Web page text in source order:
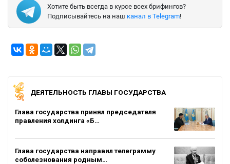
Хотите быть всегда в курсе всех брифингов?
Подписывайтесь на наш канал в Telegram!
ДЕЯТЕЛЬНОСТЬ ГЛАВЫ ГОСУДАРСТВА
Глава государства принял председателя
правления холдинга «Б…
Глава государства направил телеграмму
соболезнования родным…